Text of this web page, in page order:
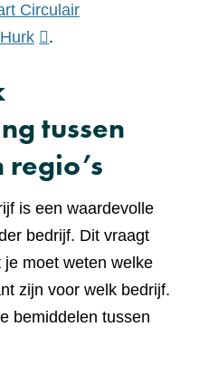
Circulair
(verwijst
andere
.
tussen
is een waardevolle
bedrijf. Dit vraagt
moet weten welke
zijn voor welk bedrijf.
bemiddelen tussen